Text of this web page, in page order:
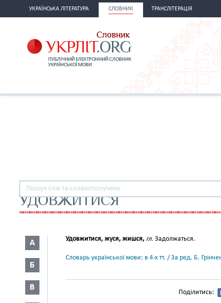
УКРАЇНСЬКА ЛІТЕРАТУРА СЛОВНИК ТРАНСЛІТЕРАЦІЯ
УДОВЖИТИСЯ
А
Б
В
Удовжитися, жуся, жишся, гл. Задолжаться.
Словарь української мови: в 4-х тт. / За ред. Б.
Поділитись: